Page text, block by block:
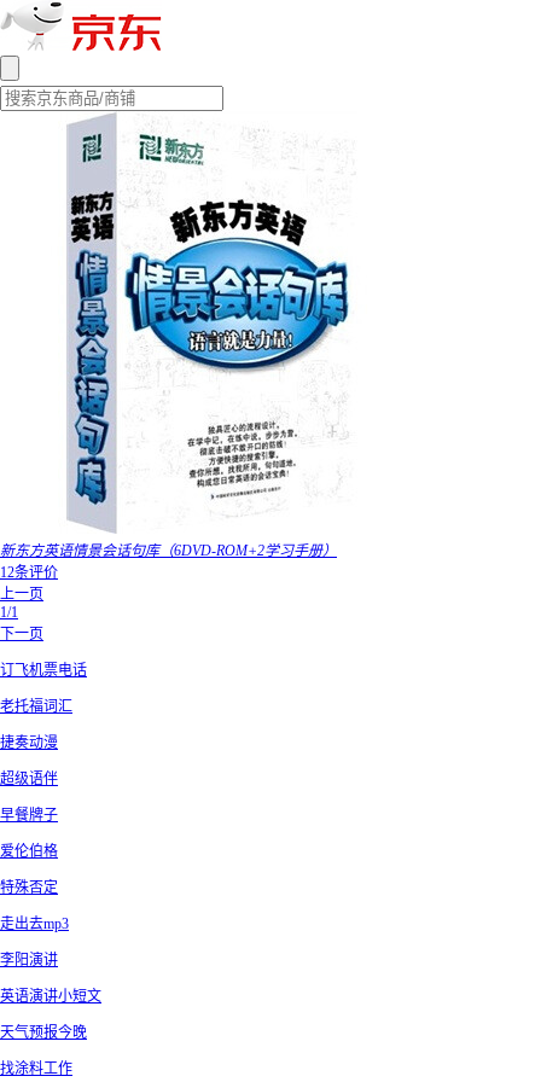
新东方英语情景会话句库（6DVD-ROM+2学习手册）
12条评价
上一页
1/1
下一页
订飞机票电话
老托福词汇
捷奏动漫
超级语伴
早餐牌子
爱伦伯格
特殊否定
走出去mp3
李阳演讲
英语演讲小短文
天气预报今晚
找涂料工作